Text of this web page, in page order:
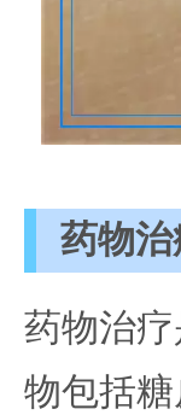
药物治
药物治
物包括